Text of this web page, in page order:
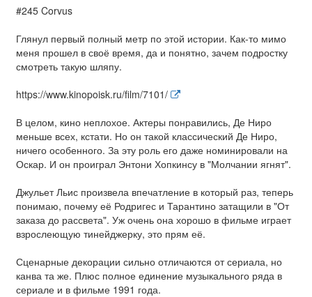
#245 Corvus
Глянул первый полный метр по этой истории. Как-то мимо
меня прошел в своё время, да и понятно, зачем подростку
смотреть такую шляпу.
https://www.kinopoisk.ru/film/7101/
В целом, кино неплохое. Актеры понравились, Де Ниро
меньше всех, кстати. Но он такой классический Де Ниро,
ничего особенного. За эту роль его даже номинировали на
Оскар. И он проиграл Энтони Хопкинсу в "Молчании ягнят".
Джульет Льис произвела впечатление в который раз, теперь
понимаю, почему её Родригес и Тарантино затащили в "От
заказа до рассвета". Уж очень она хорошо в фильме играет
взрослеющую тинейджерку, это прям её.
Сценарные декорации сильно отличаются от сериала, но
канва та же. Плюс полное единение музыкального ряда в
сериале и в фильме 1991 года.